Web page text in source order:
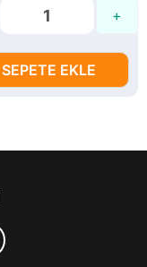
SEPETE EKLE